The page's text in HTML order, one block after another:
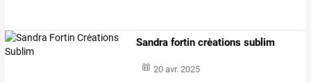
Sandra fortin crėations sublim
20 avr. 2025